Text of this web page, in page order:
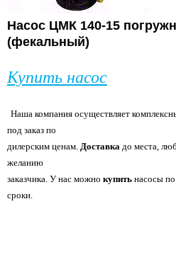
Насос ЦМК 140-15
(фекальный)
Купить насос
Наша компания осуществляет
под заказ по
дилерским ценам. Доставка до места,
желанию
заказчика. У нас можно купить насосы по
сроки.